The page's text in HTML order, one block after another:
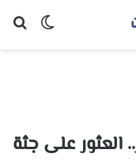
الوضع
العثور على جثة